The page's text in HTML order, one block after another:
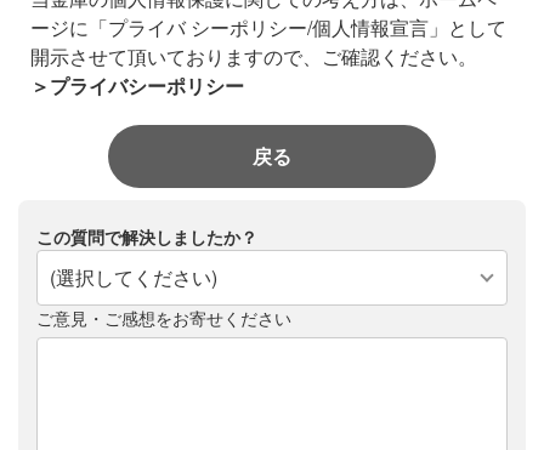
ージに「プライバ シーポリシー/個人情報宣言」として
開示させて頂いておりますので、ご確認ください。
＞プライバシーポリシー
戻る
この質問で解決しましたか？
(選択してください)
ご意見・ご感想をお寄せください